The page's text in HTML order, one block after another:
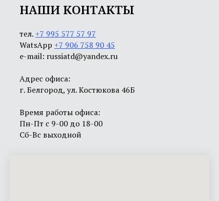
НАШИ КОНТАКТЫ
тел. +7 995 577 57 97
WatsApp +7 906 758 90 45
e-mail: russiatd@yandex.ru
Адрес офиса:
г. Белгород, ул. Костюкова 46Б
Время работы офиса:
Пн-Пт с 9-00 до 18-00
Сб-Вс выходной